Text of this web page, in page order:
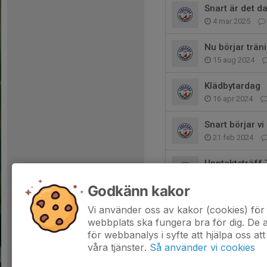
Snart är det
4 mar 2025
Nu börjar
15 aug 2024
Klädbytardag
16 apr 2024
Snart börjar
21 feb 2024
Upptaktsträff
Snart är det
15 feb 2023
Godkänn kakor
Vi använder oss av kakor (cookies)
webbplats ska fungera bra för dig. De
för webbanalys i syfte att hjälpa oss
våra tjänster. Så använder vi cookies